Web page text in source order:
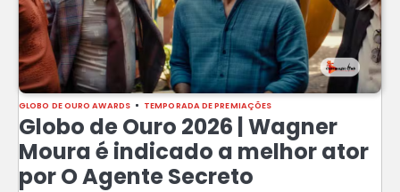
GLOBO DE OURO AWARDS TEMPORADA DE PREMIAÇÕES
Globo de Ouro 2026 | Wagner
Moura é indicado a melhor ator
por O Agente Secreto